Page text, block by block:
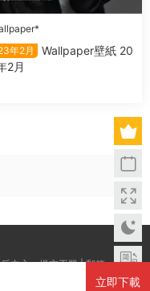
立即下載
年2月
Wallpaper壁紙 20
2月
中心--提交工單 | 郵箱：